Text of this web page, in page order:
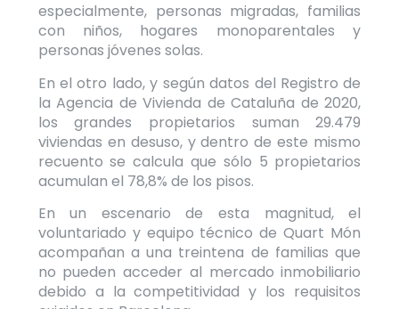
especialmente, personas migradas, familias
con niños, hogares monoparentales y
personas jóvenes solas.
En el otro lado, y según datos del Registro de
la Agencia de Vivienda de Cataluña de 2020,
los grandes propietarios suman 29.479
viviendas en desuso, y dentro de este mismo
recuento se calcula que sólo 5 propietarios
acumulan el 78,8% de los pisos.
En un escenario de esta magnitud, el
voluntariado y equipo técnico de Quart Món
acompañan a una treintena de familias que
no pueden acceder al mercado inmobiliario
debido a la competitividad y los requisitos